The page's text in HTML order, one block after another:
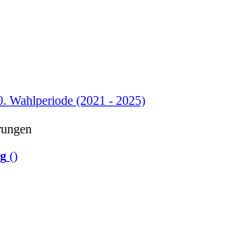
Wahlperiode (2021 - 2025)
()